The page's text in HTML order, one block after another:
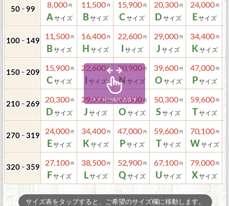
50 ～ 99
8,000
A
11,500
B
15,900
C
20,300
D
24,000
E
100 ～ 149
11,500
B
16,400
H
22,600 29,000
J
34,400
K
150 ～ 209
15,900
C
22,600 30,900
N
39,600
O
47,000
P
210 ～ 269
20,300
D
29,000
J
39,600
O
50,300
S
59,600
270 ～ 319
24,000
E
34,400
K
47,000
P
59,600 70,100
W
320 ～ 359
27,100
F
38,500
L
52,900
Q
67,100
U
79,000
X
サイズ表をタップすると、ご希望のサイズ欄に移動します。